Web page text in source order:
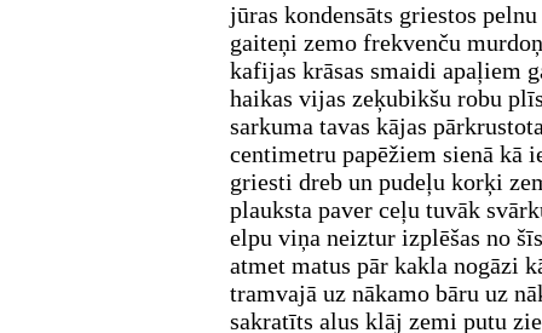
jūras kondensāts griestos
gaiteņi zemo frekvenču
kafijas krāsas smaidi apaļiem
haikas vijas zeķubikšu robu
sarkuma tavas kājas
centimetru papēžiem sienā kā
griesti dreb un pudeļu korķi
plauksta paver ceļu tuvāk
elpu viņa neiztur izplēšas no
atmet matus pār kakla nogāzi
tramvajā uz nākamo bāru uz
sakratīts alus klāj zemi putu